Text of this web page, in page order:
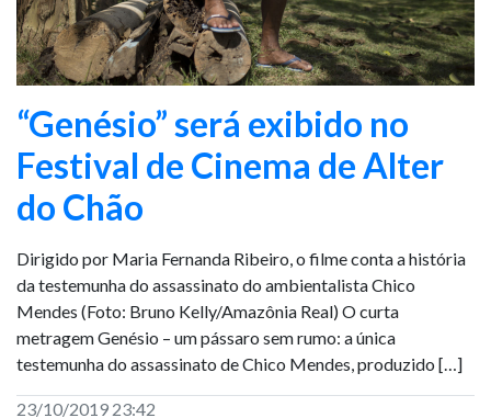
“Genésio” será exibido no
Festival de Cinema de Alter
do Chão
Dirigido por Maria Fernanda Ribeiro, o filme conta a história
da testemunha do assassinato do ambientalista Chico
Mendes (Foto: Bruno Kelly/Amazônia Real) O curta
metragem Genésio – um pássaro sem rumo: a única
testemunha do assassinato de Chico Mendes, produzido […]
23/10/2019 23:42